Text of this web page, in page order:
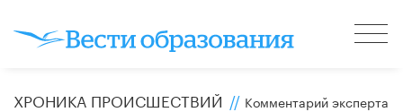
ХРОНИКА ПРОИСШЕСТВИЙ // Комментарий эксперта